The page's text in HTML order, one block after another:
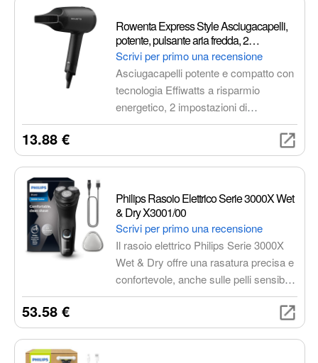
cambio di unità metriche/imperiali.
Viene fornita con 3 batterie AAA.
Rowenta Express Style Asciugacapelli,
potente, pulsante aria fredda, 2
impostazioni di velocità/temperatura,
concentratore per una piega precisa,
design compatto e ultraleggero, nero,
CV1801
Scrivi per primo una recensione
Asciugacapelli potente e compatto con
tecnologia Effiwatts a risparmio
energetico, 2 impostazioni di
velocità/temperatura e un
concentratore per una piega precisa.
Design ultraleggero e facile da usare,
impeccabile.
13.88 €
Philips Rasoio Elettrico Serie 3000X Wet
& Dry X3001/00
Scrivi per primo una recensione
Il rasoio elettrico Philips Serie 3000X
Wet & Dry offre una rasatura precisa e
confortevole, anche sulle pelli sensibili.
Dotato di 27 lame autoaffilanti
asciutta o bagnata e garantisce
53.58 €